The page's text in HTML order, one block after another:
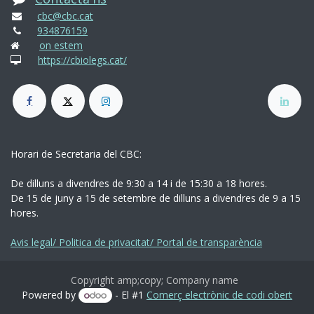
cbc@cbc.cat
934876159
on estem
https://cbiolegs.cat/
Horari de Secretaria del CBC:
De dilluns a divendres de 9:30 a 14 i de 15:30 a 18 hores.
De 15 de juny a 15 de setembre de dilluns a divendres de 9 a 15
hores.
Avis legal/ Politica de privacitat/ Portal de transparència
Copyright amp;copy; Company name
Powered by
- El #1 Comerç electrònic de codi obert